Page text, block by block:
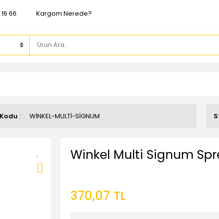
66 Kargom Nerede?
WİNKEL-MULTİ-SİGNUM
Winkel Multi Signum
370,07 TL